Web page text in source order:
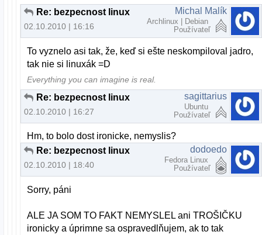
Re: bezpecnost linux
02.10.2010 | 16:16
Michal Malík
Archlinux | Debian
Používateľ
To vyznelo asi tak, že, keď si ešte neskompiloval jadro,
tak nie si linuxák =D
Everything you can imagine is real.
Re: bezpecnost linux
02.10.2010 | 16:27
sagittarius
Ubuntu
Používateľ
Hm, to bolo dost ironicke, nemyslis?
Re: bezpecnost linux
02.10.2010 | 18:40
dodoedo
Fedora Linux
Používateľ
Sorry, páni
ALE JA SOM TO FAKT NEMYSLEL ani TROŠIČKU
ironicky a úprimne sa ospravedlňujem, ak to tak